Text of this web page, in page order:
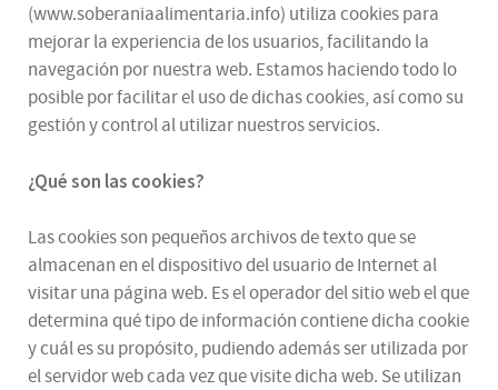
(www.soberaniaalimentaria.info) utiliza cookies para
mejorar la experiencia de los usuarios, facilitando la
navegación por nuestra web. Estamos haciendo todo lo
posible por facilitar el uso de dichas cookies, así como su
gestión y control al utilizar nuestros servicios.
¿Qué son las cookies?
Las cookies son pequeños archivos de texto que se
almacenan en el dispositivo del usuario de Internet al
visitar una página web. Es el operador del sitio web el que
determina qué tipo de información contiene dicha cookie
y cuál es su propósito, pudiendo además ser utilizada por
el servidor web cada vez que visite dicha web. Se utilizan